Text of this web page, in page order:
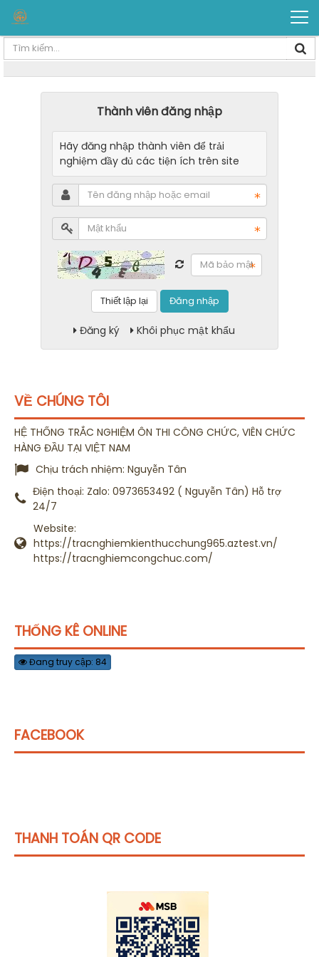
Thành viên đăng nhập
Hãy đăng nhập thành viên để trải
nghiệm đầy đủ các tiện ích trên site
Đăng nhập
Đăng ký Khôi phục mật khẩu
VỀ CHÚNG TÔI
HỆ THỐNG TRẮC NGHIỆM ÔN THI CÔNG CHỨC, VIÊN CHỨC
HÀNG ĐẦU TẠI VIỆT NAM
Chịu trách nhiệm: Nguyễn Tân
Điện thoại: Zalo: 0973653492 ( Nguyễn Tân) Hỗ trợ
24/7
Website:
https://tracnghiemkienthucchung965.aztest.vn/
https://tracnghiemcongchuc.com/
THỐNG KÊ ONLINE
Đang truy cập: 84
FACEBOOK
THANH TOÁN QR CODE